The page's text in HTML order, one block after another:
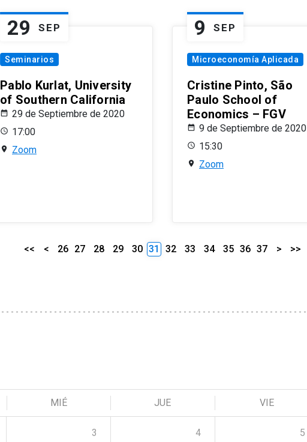
29 SEP
Seminarios
Pablo Kurlat, University
of Southern California
29 de Septiembre de 2020
17:00
Zoom
9 SEP
Microeconomía Aplicada
Cristine Pinto, São
Paulo School of
Economics – FGV
9 de Septiembre de 2020
15:30
Zoom
<< < 26 27 28 29 30 31 32 33 34 35 36 37 > >>
MIÉ JUE VIE
3 4 5